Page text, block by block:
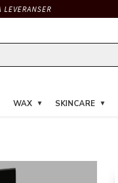
WAX SKINCARE